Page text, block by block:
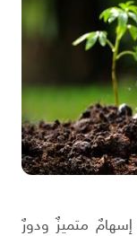
إسهامٌ متميزٌ ودورٌ